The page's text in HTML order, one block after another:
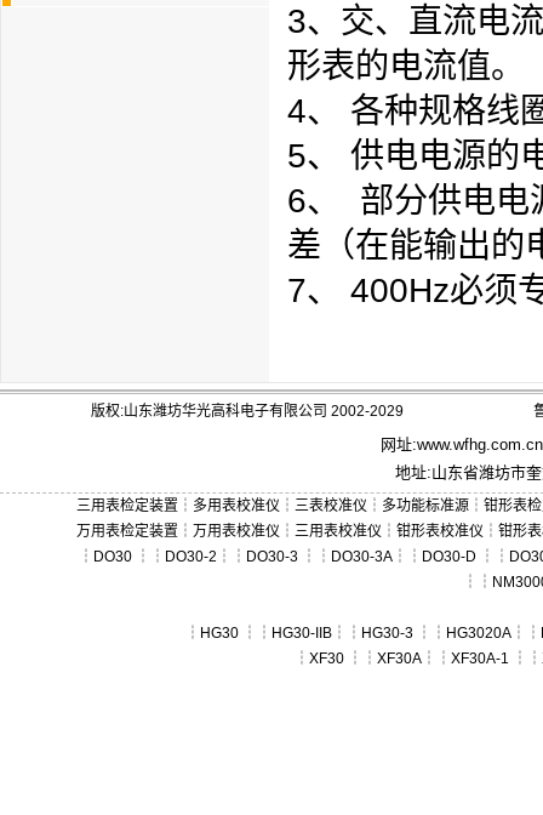
3、交、直流电
形表的电流值。
4、 各种规格线
5、 供电电源的
6、 部分供电电
差（在能输出的
7、 400Hz必须
版权:山东潍坊华光高科电子有限公司 2002-2029
网址:www.wfhg.com.cn
地址:山东省潍坊市
三用表检定装置 ┆ 多用表校准仪 ┆ 三表校准仪 ┆ 多功能标准源 ┆ 钳形表
万用表检定装置 ┆ 万用表校准仪 ┆ 三用表校准仪 ┆ 钳形表校准仪 ┆ 钳形
┆ DO30 ┆┆ DO30-2 ┆┆ DO30-3 ┆┆ DO30-3A ┆┆ DO30-D ┆┆
┆┆
┆ HG30 ┆┆ HG30-IIB ┆┆ HG30-3 ┆┆ HG3020A ┆┆
┆ XF30 ┆┆ XF30A ┆┆ XF30A-1 ┆┆